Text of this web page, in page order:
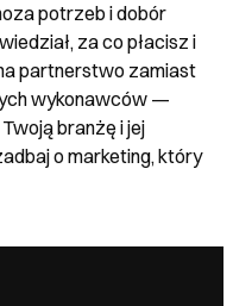
potrzeb i dobór
za co płacisz i
partnerstwo zamiast
wykonawców —
branżę i jej
o marketing, który